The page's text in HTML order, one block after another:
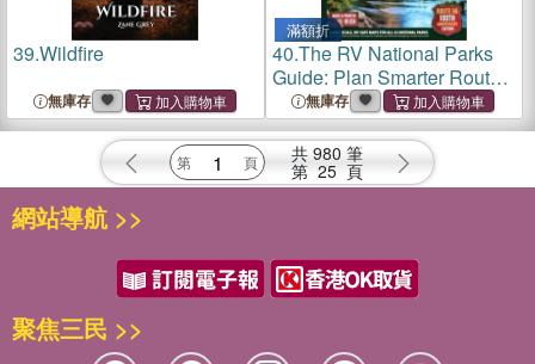
39.Wildfire
無庫存
滿額折
40.The RV National Parks
Guide: Plan Smarter Routes,
Avoid Costly RV Mistakes,
and Explore All 63 U.S.
National Parks Without
Stress - With Clear, Easy-t
無庫存
共 980 筆
第 25 頁
網站導航 >>
聚焦三民 >>